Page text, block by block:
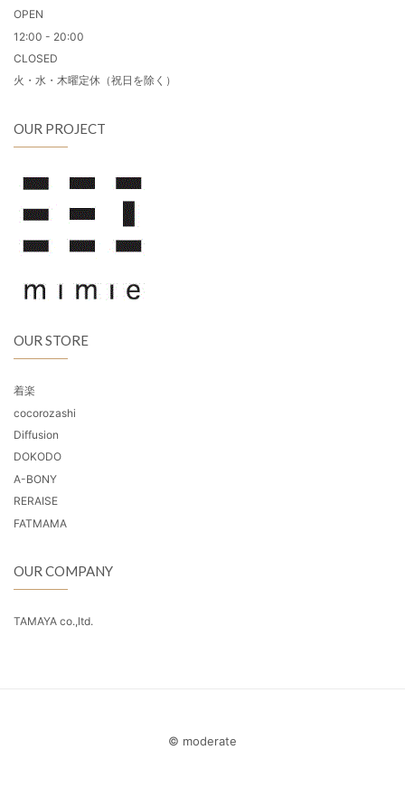
OPEN
12:00 - 20:00
CLOSED
火・水・木曜定休（祝日を除く）
OUR PROJECT
OUR STORE
着楽
cocorozashi
Diffusion
DOKODO
A-BONY
RERAISE
FATMAMA
OUR COMPANY
TAMAYA co.,ltd.
© moderate